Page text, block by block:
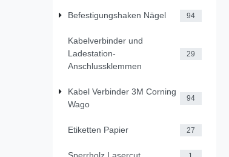
Befestigungshaken Nägel 94
Kabelverbinder und
Ladestation-
Anschlussklemmen
29
Kabel Verbinder 3M Corning
Wago
94
Etiketten Papier 27